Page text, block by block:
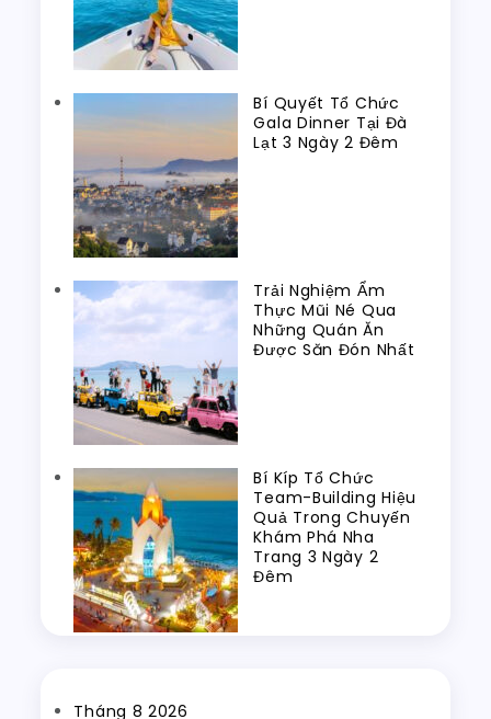
Bí Quyết Tổ Chức
Gala Dinner Tại Đà
Lạt 3 Ngày 2 Đêm
Trải Nghiệm Ẩm
Thực Mũi Né Qua
Những Quán Ăn
Được Săn Đón Nhất
Bí Kíp Tổ Chức
Team-Building Hiệu
Quả Trong Chuyến
Khám Phá Nha
Trang 3 Ngày 2
Đêm
Tháng 8 2026